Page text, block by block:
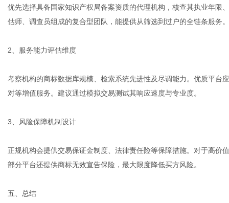
优先选择具备国家知识产权局备案资质的代理机构，核查其执业年限
估师、调查员组成的复合型团队，能提供从筛选到过户的全链条服务。
2、服务能力评估维度
考察机构的商标数据库规模、检索系统先进性及尽调能力。优质平台
对等增值服务。建议通过模拟交易测试其响应速度与专业度。
3、风险保障机制设计
正规机构会提供交易保证金制度、法律责任险等保障措施。对于高价
部分平台还提供商标无效宣告保险，最大限度降低买方风险。
五、总结